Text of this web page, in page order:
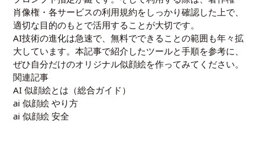
肖像権・各サービスの利用規約をしっかり確認した上で、
適切な目的のもとで活用することが大切です。
AI技術の進化は急速で、無料でできることの範囲も年々拡
大しています。本記事で紹介したツールと手順を参考に、
ぜひ自分だけのオリジナル似顔絵を作ってみてください。
関連記事
AI 似顔絵とは（総合ガイド）
ai 似顔絵 やり方
ai 似顔絵 安全